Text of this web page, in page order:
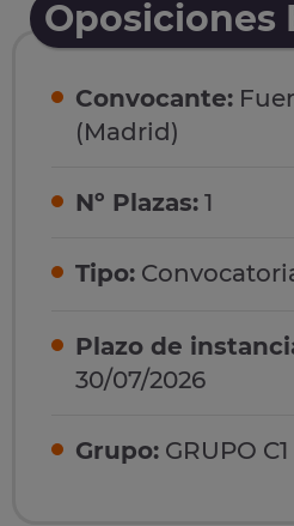
Oposiciones
Convocante:
(Madrid)
Nº Plazas: 1
Tipo:
Plazo de
30/07/2026
Grupo: GRUPO C1